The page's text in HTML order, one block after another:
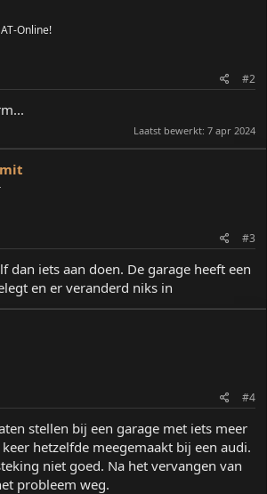
Online!
#2
Laatst bewerkt: 7 apr 2024
#3
dan iets aan doen. De garage heeft een
en er veranderd niks in
#4
stellen bij een garage met iets meer
hetzelfde meegemaakt bij een audi.
niet goed. Na het vervangen van
probleem weg.